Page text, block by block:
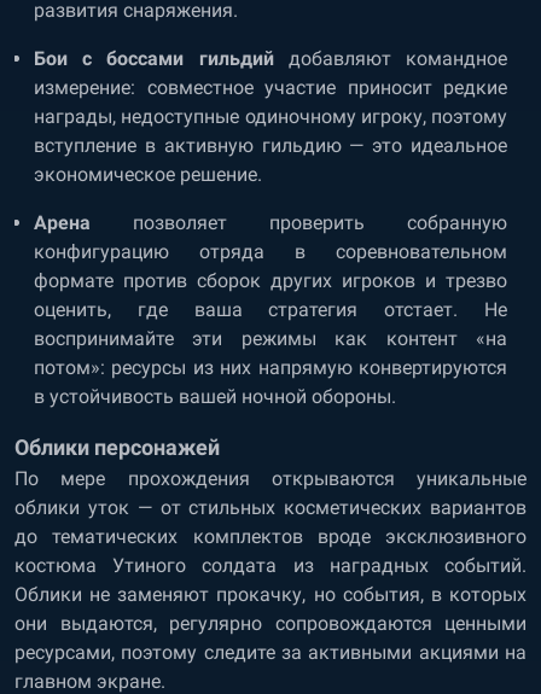
развития снаряжения.
Бои с боссами гильдийдобавляют командное
измерение: совместное участие приносит редкие
награды, недоступные одиночному игроку, поэтому
вступление в активную гильдию — это идеальное
экономическое решение.
Арена позволяет проверить собранную
конфигурацию отряда в соревновательном
формате против сборок других игроков и трезво
оценить, где ваша стратегия отстает. Не
воспринимайте эти режимы как контент «на
потом»: ресурсы из них напрямую конвертируются
в устойчивость вашей ночной обороны.
Облики персонажей
По мере прохождения открываются уникальные
облики уток — от стильных косметических вариантов
до тематических комплектов вроде эксклюзивного
костюма Утиного солдата из наградных событий.
Облики не заменяют прокачку, но события, в которых
они выдаются, регулярно сопровождаются ценными
ресурсами, поэтому следите за активными акциями на
главном экране.